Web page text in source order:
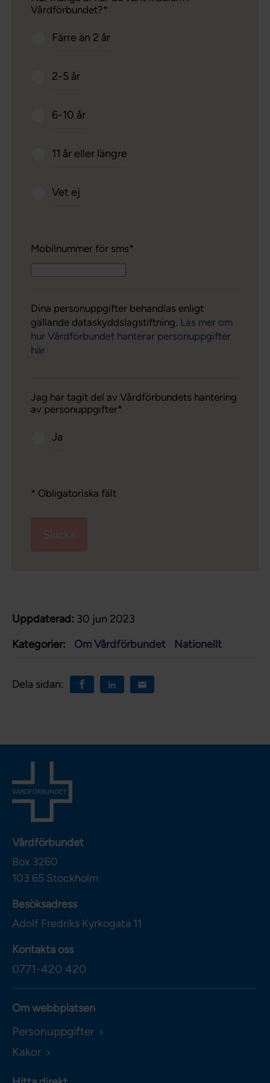
Vårdförbundet?
Färre än 2 år
2-5 år
6-10 år
11 år eller längre
Vet ej
Mobilnummer för sms
Dina personuppgifter behandlas enligt
gällande dataskyddslagstiftning. Läs mer om
hur Vårdförbundet hanterar personuppgifter
här
Jag har tagit del av Vårdförbundets hantering
av personuppgifter
Ja
* Obligatoriska fält
Uppdaterad: 30 jun 2023
Kategorier:
Om Vårdförbundet Nationellt
Dela sidan:
Vårdförbundet
Box 3260
103 65 Stockholm
Besöksadress
Adolf Fredriks Kyrkogata 11
Kontakta oss
0771-420 420
Om webbplatsen
Personuppgifter
Kakor